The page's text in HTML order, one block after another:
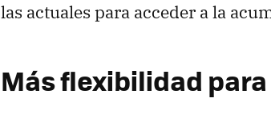
las actuales para acceder a la
Más flexibilidad